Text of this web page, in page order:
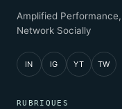
Amplified
Network Socially
IN IG YT TW
RUBRIQUES